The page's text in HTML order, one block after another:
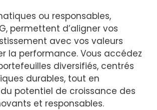
ou responsables,
permettent d’aligner vos
avec vos valeurs
la performance. Vous accédez
diversifiés, centrés
durables, tout en
potentiel de croissance des
et responsables.